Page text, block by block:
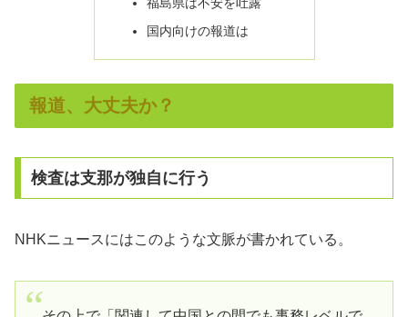
国内向けの報道は
報道、大丈夫か？
検査は支那が独自に行う
NHKニュースにはこのような文脈が書かれている。